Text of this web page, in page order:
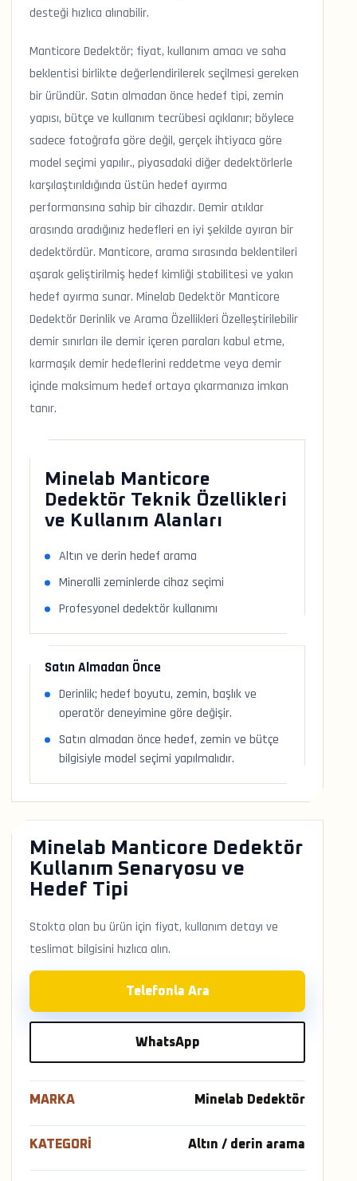
desteği hızlıca alınabilir.
Manticore Dedektör; fiyat, kullanım amacı ve saha
beklentisi birlikte değerlendirilerek seçilmesi gereken
bir üründür. Satın almadan önce hedef tipi, zemin
yapısı, bütçe ve kullanım tecrübesi açıklanır; böylece
sadece fotoğrafa göre değil, gerçek ihtiyaca göre
model seçimi yapılır., piyasadaki diğer dedektörlerle
karşılaştırıldığında üstün hedef ayırma
performansına sahip bir cihazdır. Demir atıklar
arasında aradığınız hedefleri en iyi şekilde ayıran bir
dedektördür. Manticore, arama sırasında beklentileri
aşarak geliştirilmiş hedef kimliği stabilitesi ve yakın
hedef ayırma sunar. Minelab Dedektör Manticore
Dedektör Derinlik ve Arama Özellikleri Özelleştirilebilir
demir sınırları ile demir içeren paraları kabul etme,
karmaşık demir hedeflerini reddetme veya demir
içinde maksimum hedef ortaya çıkarmanıza imkan
tanır.
Minelab Manticore
Dedektör Teknik Özellikleri
ve Kullanım Alanları
Altın ve derin hedef arama
Mineralli zeminlerde cihaz seçimi
Profesyonel dedektör kullanımı
Satın Almadan Önce
Derinlik; hedef boyutu, zemin, başlık ve
operatör deneyimine göre değişir.
Satın almadan önce hedef, zemin ve bütçe
bilgisiyle model seçimi yapılmalıdır.
Minelab Manticore Dedektör
Kullanım Senaryosu ve
Hedef Tipi
Stokta olan bu ürün için fiyat, kullanım detayı ve
teslimat bilgisini hızlıca alın.
Telefonla Ara
WhatsApp
MARKA Minelab Dedektör
KATEGORI Altın / derin arama